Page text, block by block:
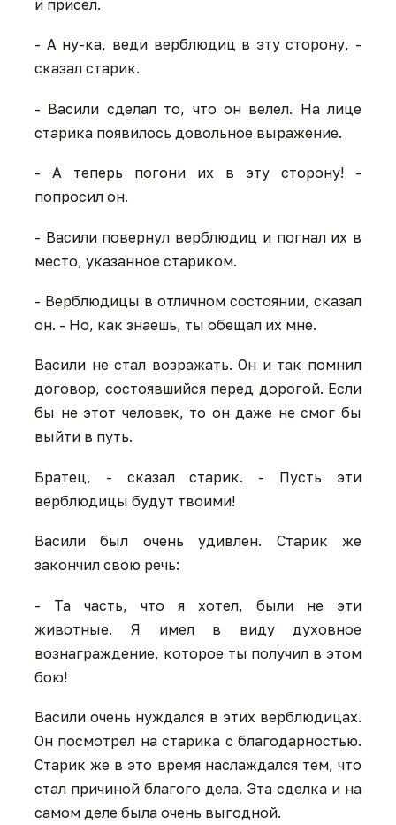
и присел.
- А ну-ка, веди верблюдиц в эту сторону, -
сказал старик.
- Васили сделал то, что он велел. На лице
старика появилось довольное выражение.
- А теперь погони их в эту сторону! -
попросил он.
- Васили повернул верблюдиц и погнал их в
место, указанное стариком.
- Верблюдицы в отличном состоянии, сказал
он. - Но, как знаешь, ты обещал их мне.
Васили не стал возражать. Он и так помнил
договор, состоявшийся перед дорогой. Если
бы не этот человек, то он даже не смог бы
выйти в путь.
Братец, - сказал старик. - Пусть эти
верблюдицы будут твоими!
Васили был очень удивлен. Старик же
закончил свою речь:
- Та часть, что я хотел, были не эти
животные. Я имел в виду духовное
вознаграждение, которое ты получил в этом
бою!
Васили очень нуждался в этих верблюдицах.
Он посмотрел на старика с благодарностью.
Старик же в это время наслаждался тем, что
стал причиной благого дела. Эта сделка и на
самом деле была очень выгодной.